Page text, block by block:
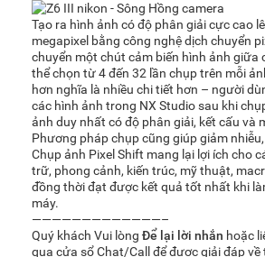
Tạo ra hình ảnh có độ phân giải cực cao
megapixel bằng công nghệ dịch chuyển
chuyển một chút cảm biến hình ảnh giữa
thể chọn từ 4 đến 32 lần chụp trên mỗi
hơn nghĩa là nhiều chi tiết hơn – người
các hình ảnh trong NX Studio sau khi
ảnh duy nhất có độ phân giải, kết cấu và
Phương pháp chụp cũng giúp giảm
Chụp ảnh Pixel Shift mang lại lợi ích cho
trữ, phong cảnh, kiến ​​trúc, mỹ thuật,
đồng thời đạt được kết quả tốt nhất khi
máy.
—————————————–
Quý khách Vui lòng Để lại lời nhắn hoặc
qua cửa sổ Chat/Call để được giải đáp về